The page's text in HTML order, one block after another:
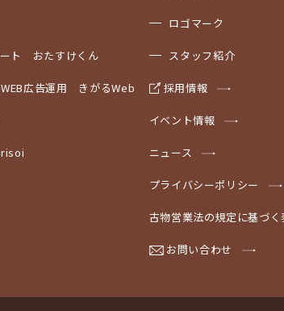
ート おたすけくん
広告運用 きがるWeb
ロゴマーク
スタッフ紹介
採用情報
イベント情報
ニュース
プライバシーポリシー
古物営業法の規定に基づく
お問い合わせ